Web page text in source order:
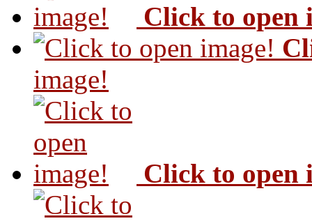
Click to open
image!
Click to open